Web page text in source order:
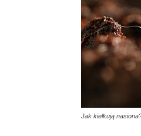
Jak kiełkują